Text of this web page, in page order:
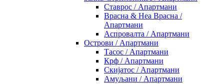
Ставрос / Апартмани
Врасна & Неа Врасна /
Апартмани
Аспровалта / Апартмани
Острови / Апартмани
Тасос / Апартмани
Крф / Апартмани
Скијатос / Апартмани
Амуљани / Апартмани